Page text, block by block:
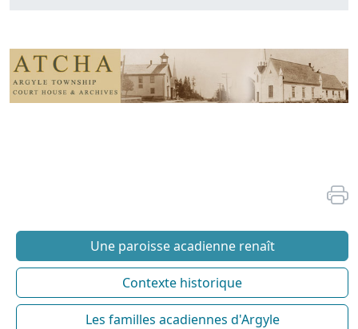
Une paroisse acadienne renaît
Contexte historique
Les familles acadiennes d'Argyle